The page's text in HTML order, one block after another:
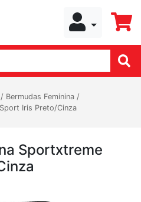
/ Bermudas Feminina /
Iris Preto/Cinza
Sportxtreme